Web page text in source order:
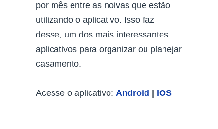
por mês entre as noivas que estão
utilizando o aplicativo. Isso faz
desse, um dos mais interessantes
aplicativos para organizar ou planejar
casamento.
Acesse o aplicativo: Android IOS